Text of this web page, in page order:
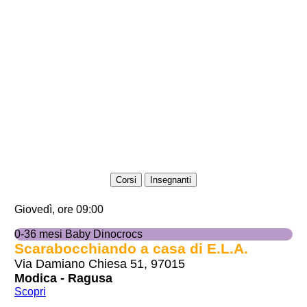
Corsi Insegnanti
Giovedì, ore 09:00
0-36 mesi Baby Dinocrocs
Scarabocchiando a casa di E.L.A.
Via Damiano Chiesa 51, 97015
Modica - Ragusa
Scopri